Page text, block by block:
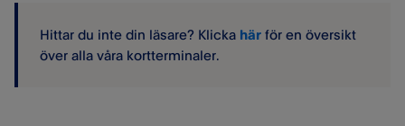
Hittar du inte din läsare? Klicka här för en översikt
över alla våra kortterminaler.